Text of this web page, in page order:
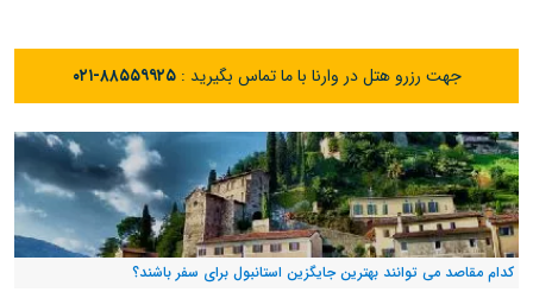
جهت رزرو هتل در وارنا با ما تماس بگیرید :۰۲۱-۸۸۵۵۹۹۲۵
کدام مقاصد می توانند بهترین جایگزین استانبول برای سفر باشند؟